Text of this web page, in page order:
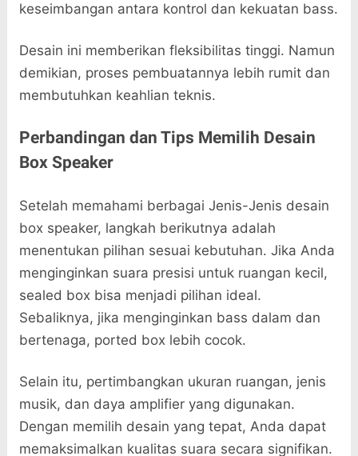
keseimbangan antara kontrol dan kekuatan bass.
Desain ini memberikan fleksibilitas tinggi. Namun
demikian, proses pembuatannya lebih rumit dan
membutuhkan keahlian teknis.
Perbandingan dan Tips Memilih Desain
Box Speaker
Setelah memahami berbagai Jenis-Jenis desain
box speaker, langkah berikutnya adalah
menentukan pilihan sesuai kebutuhan. Jika Anda
menginginkan suara presisi untuk ruangan kecil,
sealed box bisa menjadi pilihan ideal.
Sebaliknya, jika menginginkan bass dalam dan
bertenaga, ported box lebih cocok.
Selain itu, pertimbangkan ukuran ruangan, jenis
musik, dan daya amplifier yang digunakan.
Dengan memilih desain yang tepat, Anda dapat
memaksimalkan kualitas suara secara signifikan.